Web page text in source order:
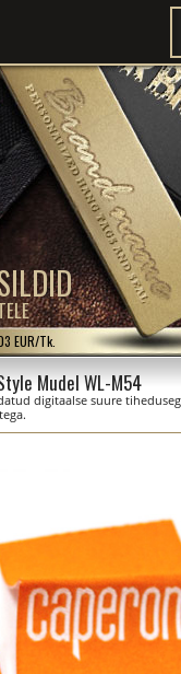
EUR/Tk.
Mudel WL-M54
digitaalse suure